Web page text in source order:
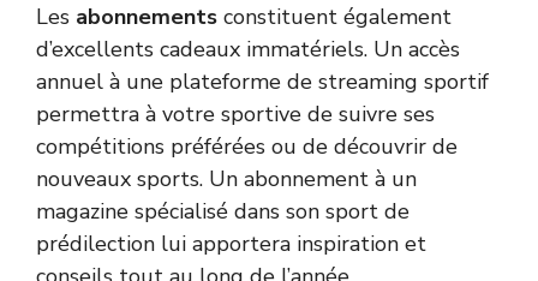
Les abonnements constituent également
d’excellents cadeaux immatériels. Un accès
annuel à une plateforme de streaming sportif
permettra à votre sportive de suivre ses
compétitions préférées ou de découvrir de
nouveaux sports. Un abonnement à un
magazine spécialisé dans son sport de
prédilection lui apportera inspiration et